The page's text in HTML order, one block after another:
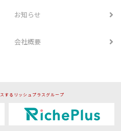
お知らせ
会社概要
するリッシュプラスグループ